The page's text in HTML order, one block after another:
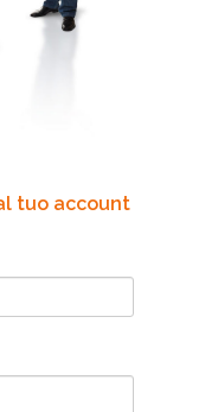
tuo account